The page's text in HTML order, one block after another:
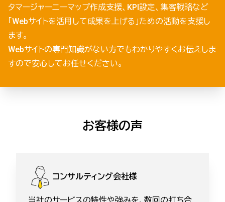
タマージャーニーマップ作成支援、KPI設定、集客戦略など
「Webサイトを活用して成果を上げる」ための活動を支援し
ます。
Webサイトの専門知識がない方でもわかりやすくお伝えしま
すので安心してお任せください。
お客様の声
コンサルティング会社様